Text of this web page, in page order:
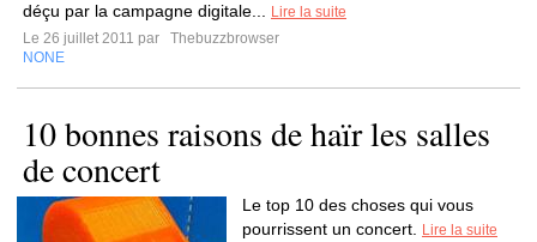
déçu par la campagne digitale...
Lire la suite
Le 26 juillet 2011 par
Thebuzzbrowser
NONE
10 bonnes raisons de haïr les salles
de concert
Le top 10 des choses qui vous
pourrissent un concert.
Lire la suite